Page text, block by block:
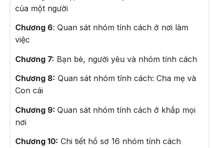
của một người
Chương 6: Quan sát nhóm tính cách ở nơi làm
việc
Chương 7: Bạn bè, người yêu và nhóm tính cách
Chương 8: Quan sát nhóm tính cách: Cha mẹ và
Con cái
Chương 9: Quan sát nhóm tính cách ở khắp mọi
nơi
Chương 10: Chi tiết hồ sơ 16 nhóm tính cách